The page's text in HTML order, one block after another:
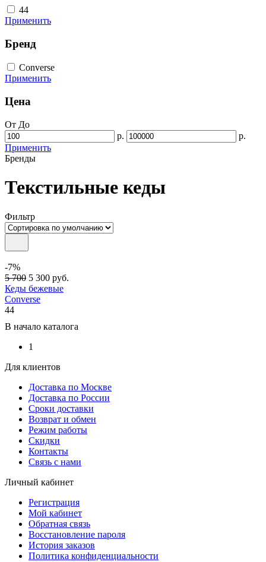
44
Применить
Бренд
Converse
Применить
Цена
От До
р.
р.
Применить
Бренды
Текстильные кеды
Фильтр
-7%
5 700 5 300 руб.
Кеды бежевые
Converse
44
В начало каталога
1
Для клиентов
Доставка по Москве
Доставка по России
Сроки доставки
Возврат и обмен
Режим работы
Скидки
Контакты
Связь с нами
Личный кабинет
Регистрация
Мой кабинет
Обратная связь
Восстановление пароля
История заказов
Политика конфиденциальности